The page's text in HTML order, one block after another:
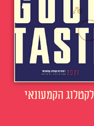
לקטלוג הקמעונאי